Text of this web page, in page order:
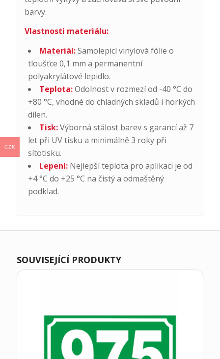
barvy.
Vlastnosti materiálu:
Materiál:Samolepicí vinylová fólie o
tloušťce 0,1 mm a permanentní
polyakrylátové lepidlo.
Teplota:Odolnost v rozmezí od -40 °C do
+80 °C, vhodné do chladných skladů i horkých
dílen.
Tisk:Výborná stálost barev s garancí až 7
let při UV tisku a minimálně 3 roky při
sítotisku.
Lepení:Nejlepší teplota pro aplikaci je od
+4 °C do +25 °C na čistý a odmaštěný
podklad.
SOUVISEJÍCÍ PRODUKTY
CZK